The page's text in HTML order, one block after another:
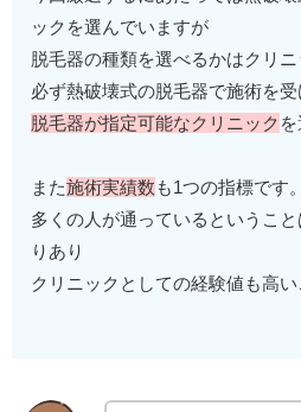
ックを選んでいますが
脱毛器の種類を選べるかはクリ
必ず熱破壊式の脱毛器で施術を
脱毛器が指定可能なクリニック
また施術実績数 も1つの指標です。
多くの人が通っているというこ
りあり
クリニックとしての経験値も高い